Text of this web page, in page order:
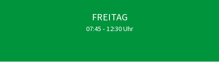
FREITAG
07:45 - 12:30 Uhr